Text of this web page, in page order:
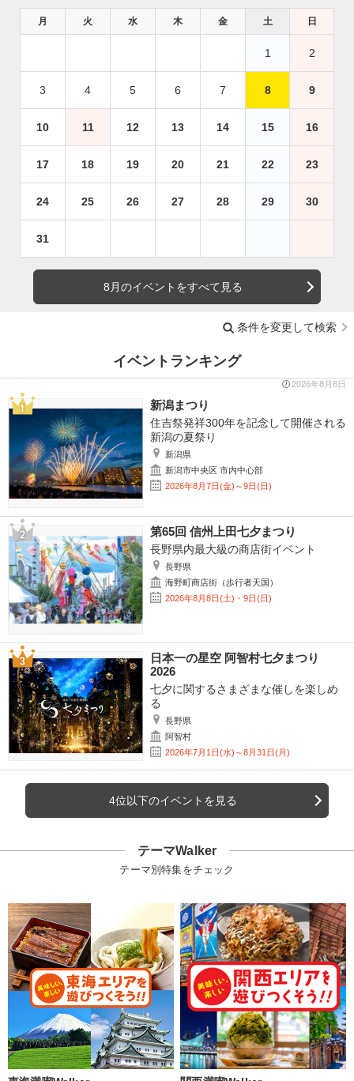
月 火 水 木 金 土 日
1 2
3 4 5 6 7 8 9
10 11 12 13 14 15 16
17 18 19 20 21 22 23
24 25 26 27 28 29 30
31
8月のイベントをすべて見る
条件を変更して検索
イベントランキング
2026年8月8日
新潟まつり
住吉祭発祥300年を記念して開催される
新潟の夏祭り
新潟県
新潟市中央区 市内中心部
2026年8月7日(金)～9日(日)
第65回 信州上田七夕まつり
長野県内最大級の商店街イベント
長野県
海野町商店街（歩行者天国）
2026年8月8日(土)・9日(日)
日本一の星空 阿智村七夕まつり
2026
七夕に関するさまざまな催しを楽しめ
る
長野県
阿智村
2026年7月1日(水)～8月31日(月)
4位以下のイベントを見る
テーマWalker
テーマ別特集をチェック